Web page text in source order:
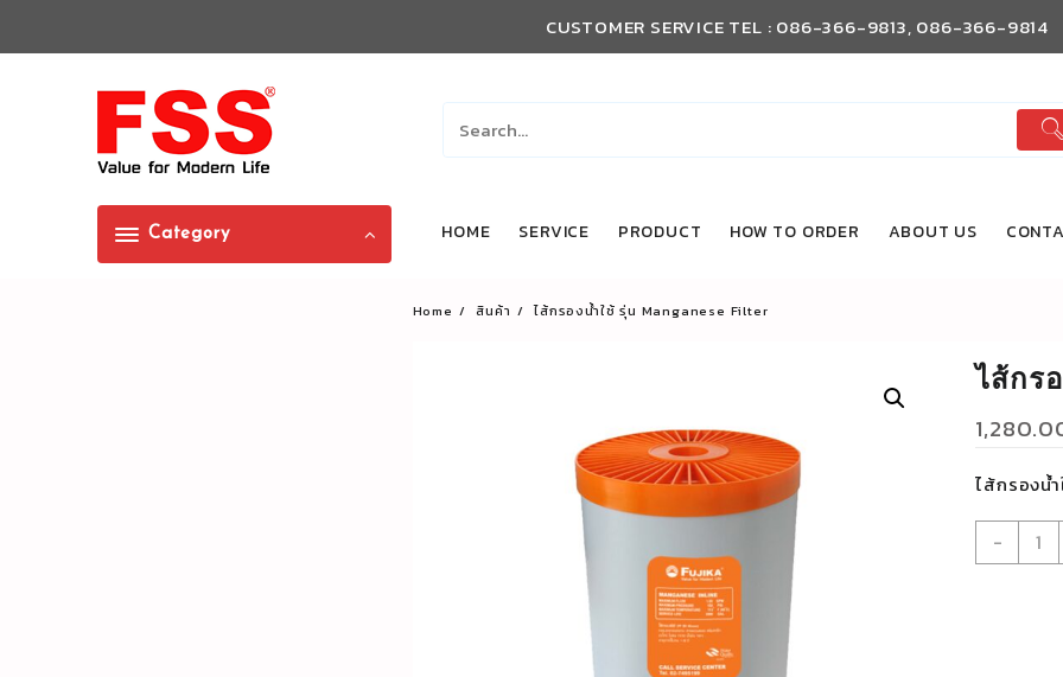
content
CUSTOMER SERVICE TEL : 086-366-9813, 086-366-9814
Category HOME SERVICE PRODUCT HOW TO ORDER ABOUT US
Home สินค้า ไส้กรองน้ำใช้ รุ่น Manganese Filter
ไส้กร
ไส้กรองน้
-
จำน
ไส้